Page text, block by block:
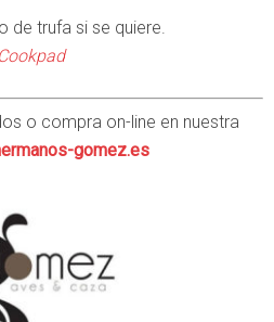
de trufa si se quiere.
Cookpad
o compra on-line en nuestra
gomez.es